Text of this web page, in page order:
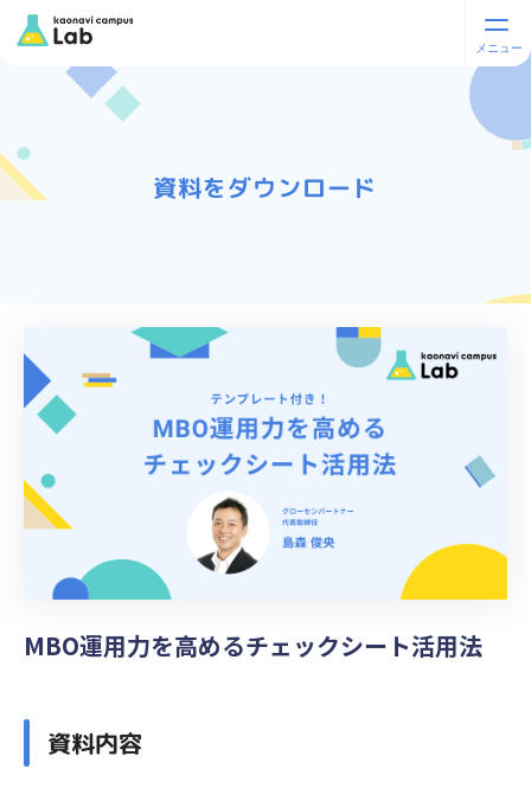
資料をダウンロード
MBO運用力を高めるチェックシート活用法
資料内容